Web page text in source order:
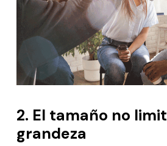
2. El tamaño no
grandeza